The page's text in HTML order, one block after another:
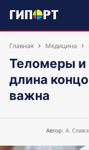
Главная Медицина
Теломеры и
длина
важна
Автор: А.